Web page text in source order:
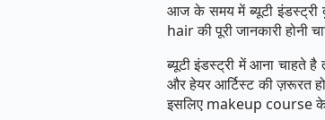
आज के समय में ब्यूटी
hair की पूरी जानकारी होनी
ब्यूटी इंडस्ट्री में आना चाहते
और हेयर आर्टिस्ट की ज़रूरत
इसलिए makeup course